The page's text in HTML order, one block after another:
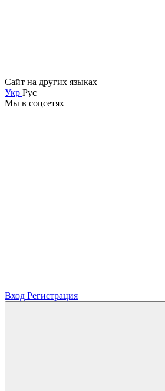
Сайт на других языках
Укр Рус
Мы в соцсетях
Вход Регистрация